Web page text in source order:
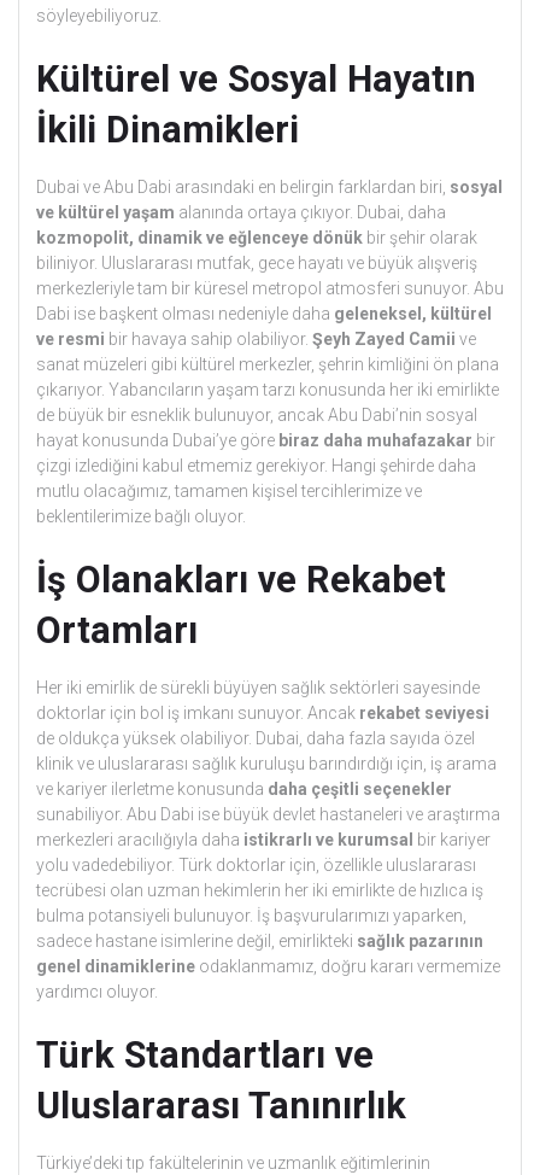
söyleyebiliyoruz.
Kültürel ve Sosyal Hayatın
İkili Dinamikleri
Dubai ve Abu Dabi arasındaki en belirgin farklardan biri, sosyal
ve kültürel yaşam alanında ortaya çıkıyor. Dubai, daha
kozmopolit, dinamik ve eğlenceye dönük bir şehir olarak
biliniyor. Uluslararası mutfak, gece hayatı ve büyük alışveriş
merkezleriyle tam bir küresel metropol atmosferi sunuyor. Abu
Dabi ise başkent olması nedeniyle daha geleneksel, kültürel
ve resmi bir havaya sahip olabiliyor. Şeyh Zayed Camii ve
sanat müzeleri gibi kültürel merkezler, şehrin kimliğini ön plana
çıkarıyor. Yabancıların yaşam tarzı konusunda her iki emirlikte
de büyük bir esneklik bulunuyor, ancak Abu Dabi’nin sosyal
hayat konusunda Dubai’ye göre biraz daha muhafazakar bir
çizgi izlediğini kabul etmemiz gerekiyor. Hangi şehirde daha
mutlu olacağımız, tamamen kişisel tercihlerimize ve
beklentilerimize bağlı oluyor.
İş Olanakları ve Rekabet
Ortamları
Her iki emirlik de sürekli büyüyen sağlık sektörleri sayesinde
doktorlar için bol iş imkanı sunuyor. Ancak rekabet seviyesi
de oldukça yüksek olabiliyor. Dubai, daha fazla sayıda özel
klinik ve uluslararası sağlık kuruluşu barındırdığı için, iş arama
ve kariyer ilerletme konusunda daha çeşitli seçenekler
sunabiliyor. Abu Dabi ise büyük devlet hastaneleri ve araştırma
merkezleri aracılığıyla daha istikrarlı ve kurumsal
bir kariyer
yolu vadedebiliyor. Türk doktorlar için, özellikle uluslararası
tecrübesi olan uzman hekimlerin her iki emirlikte de hızlıca iş
bulma potansiyeli bulunuyor. İş başvurularımızı yaparken,
sadece hastane isimlerine değil, emirlikteki sağlık pazarının
genel dinamiklerine odaklanmamız, doğru kararı vermemize
yardımcı oluyor.
Türk Standartları ve
Uluslararası Tanınırlık
Türkiye’deki tıp fakültelerinin ve uzmanlık eğitimlerinin